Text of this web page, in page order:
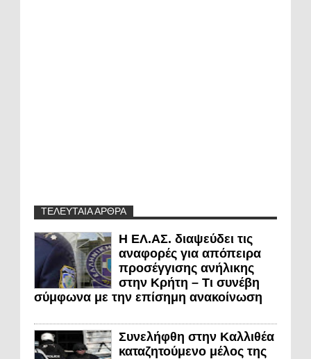
ΤΕΛΕΥΤΑΙΑ ΑΡΘΡΑ
Η ΕΛ.ΑΣ. διαψεύδει τις
αναφορές για απόπειρα
προσέγγισης ανήλικης
στην Κρήτη – Τι συνέβη
σύμφωνα με την επίσημη ανακοίνωση
Συνελήφθη στην Καλλιθέα
καταζητούμενο μέλος της